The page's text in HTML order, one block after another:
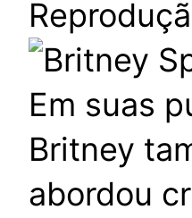
Em suas
Britney
abordou